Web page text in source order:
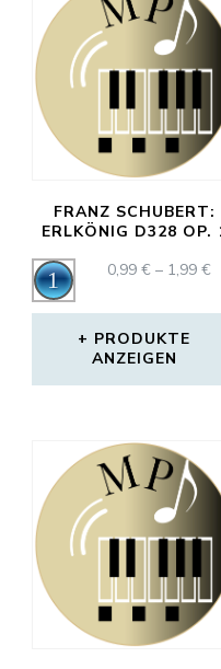
FRANZ SCHUBERT:
ERLKÖNIG D328 OP.
Audio-
Player
0,99 € – 1,99 €
PRODUKTE
ANZEIGEN